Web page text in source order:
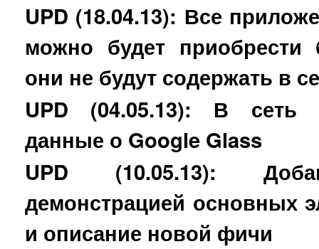
UPD (18.04.13): Все
можно будет приобрести
они не будут содержать в
UPD (04.05.13): В сеть
данные о Google Glass
UPD (10.05.13):
демонстрацией основных
и описание новой фичи